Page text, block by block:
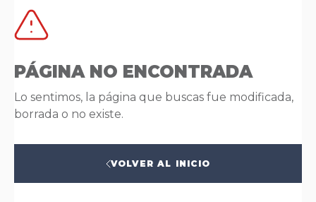
PÁGINA NO ENCONTRADA
Lo sentimos, la página que buscas fue modificada,
borrada o no existe.
VOLVER AL INICIO